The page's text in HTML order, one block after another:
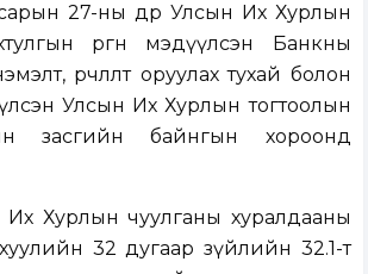
27-ны өдөр Улсын Их Хурлын
өргөн мэдүүлсэн
Банкны
өөрчлөлт оруулах тухай болон
Улсын Их Хурлын тогтоолын
засгийн байнгын хороонд
Хурлын чуулганы хуралдааны
32 дугаар зүйлийн 32.1-т